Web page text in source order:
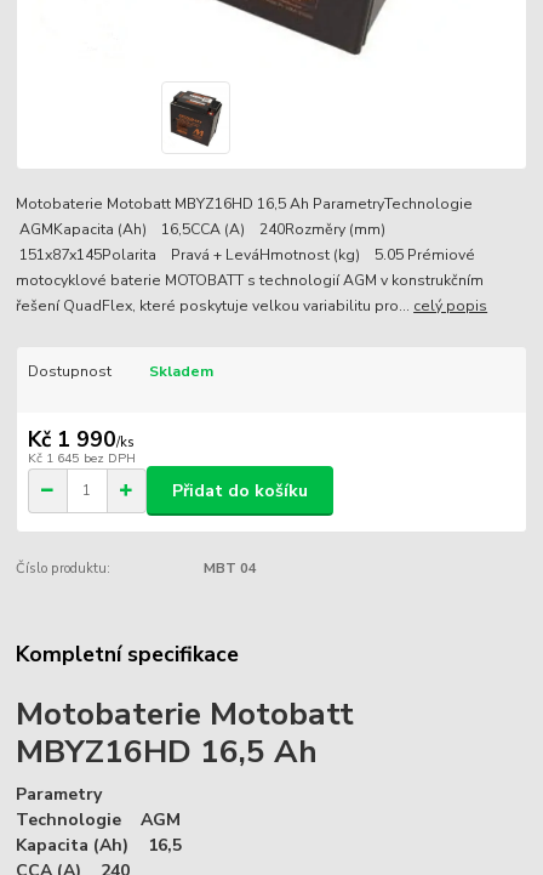
Motobaterie Motobatt MBYZ16HD 16,5 Ah ParametryTechnologie
AGMKapacita (Ah) 16,5CCA (A) 240Rozměry (mm)
151x87x145Polarita Pravá + LeváHmotnost (kg) 5.05 Prémiové
motocyklové baterie MOTOBATT s technologií AGM v konstrukčním
řešení QuadFlex, které poskytuje velkou variabilitu pro... celý popis
Dostupnost Skladem
Kč 1 990/ks
Kč 1 645 bez DPH
Přidat do košíku
Číslo produktu: MBT 04
Kompletní specifikace
Motobaterie Motobatt
MBYZ16HD 16,5 Ah
Parametry
Technologie AGM
Kapacita (Ah) 16,5